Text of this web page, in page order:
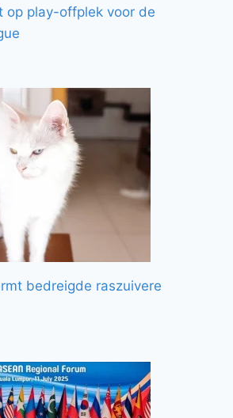
op play-offplek voor de
bedreigde raszuivere